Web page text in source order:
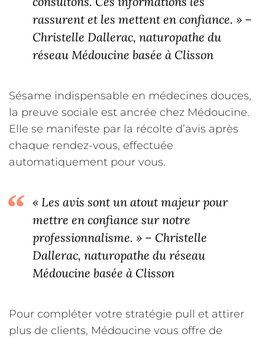
rassurent et les mettent en confiance. » –
Christelle Dallerac, naturopathe du
réseau Médoucine basée à Clisson
Sésame indispensable en médecines douces,
la preuve sociale est ancrée chez Médoucine.
Elle se manifeste par la récolte d’avis après
chaque rendez-vous, effectuée
automatiquement pour vous.
« Les avis sont un atout majeur pour
mettre en confiance sur notre
professionnalisme. » – Christelle
Dallerac, naturopathe du réseau
Médoucine basée à Clisson
Pour compléter votre stratégie pull et attirer
plus de clients, Médoucine vous offre de